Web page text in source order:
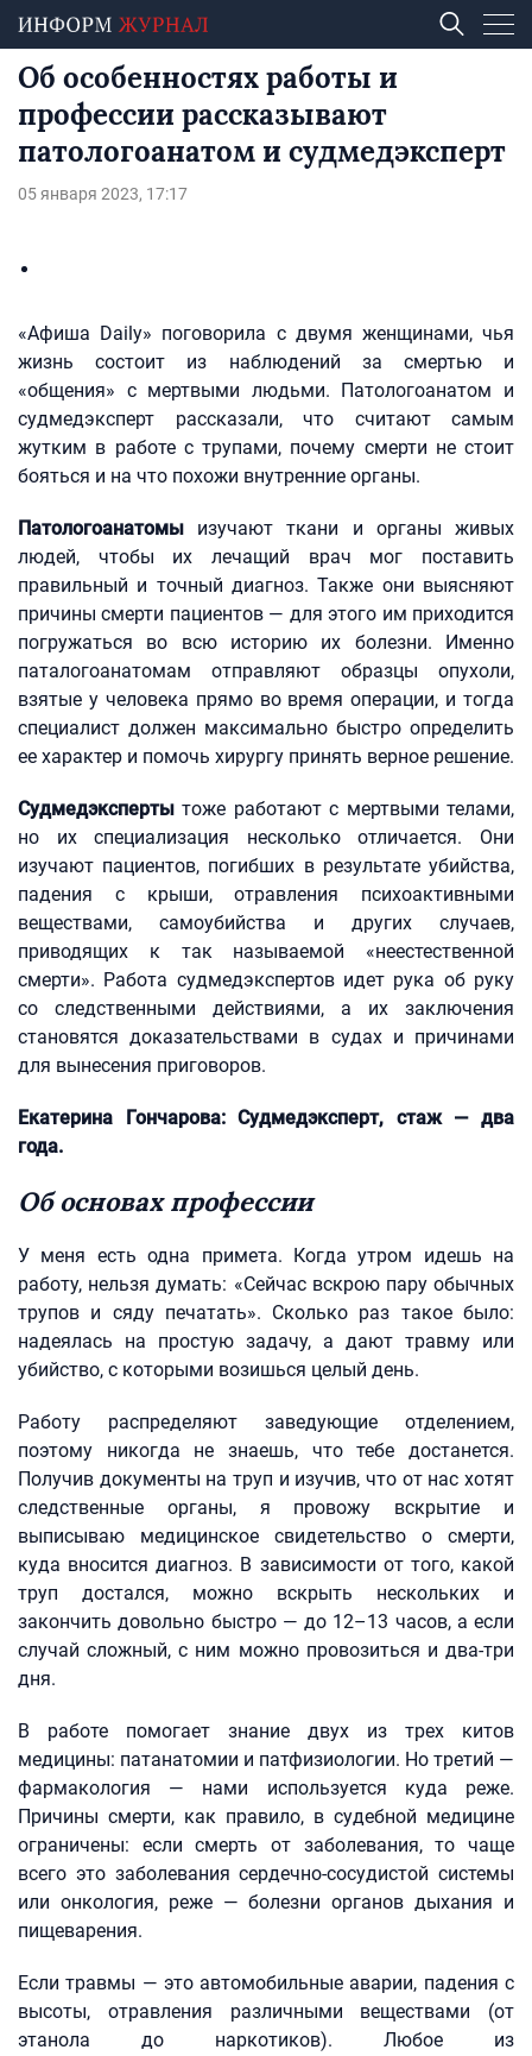
Об особенностях работы и
профессии рассказывают
патологоанатом и судмедэксперт
05 января 2023, 17:17
«Афиша Daily» поговорила с двумя женщинами, чья
жизнь состоит из наблюдений за смертью и
«общения» с мертвыми людьми. Патологоанатом и
судмедэксперт рассказали, что считают самым
жутким в работе с трупами, почему смерти не стоит
бояться и на что похожи внутренние органы.
Патологоанатомы изучают ткани и органы живых
людей, чтобы их лечащий врач мог поставить
правильный и точный диагноз. Также они выясняют
причины смерти пациентов — для этого им приходится
погружаться во всю историю их болезни. Именно
паталогоанатомам отправляют образцы опухоли,
взятые у человека прямо во время операции, и тогда
специалист должен максимально быстро определить
ее характер и помочь хирургу принять верное решение.
Судмедэксперты тоже работают с мертвыми телами,
но их специализация несколько отличается. Они
изучают пациентов, погибших в результате убийства,
падения с крыши, отравления психоактивными
веществами, самоубийства и других случаев,
приводящих к так называемой «неестественной
смерти». Работа судмедэкспертов идет рука об руку
со следственными действиями, а их заключения
становятся доказательствами в судах и причинами
для вынесения приговоров.
Екатерина Гончарова: Судмедэксперт, стаж — два
года.
Об основах профессии
У меня есть одна примета. Когда утром идешь на
работу, нельзя думать: «Сейчас вскрою пару обычных
трупов и сяду печатать». Сколько раз такое было:
надеялась на простую задачу, а дают травму или
убийство, с которыми возишься целый день.
Работу распределяют заведующие отделением,
поэтому никогда не знаешь, что тебе достанется.
Получив документы на труп и изучив, что от нас хотят
следственные органы, я провожу вскрытие и
выписываю медицинское свидетельство о смерти,
куда вносится диагноз. В зависимости от того, какой
труп достался, можно вскрыть нескольких и
закончить довольно быстро — до 12–13 часов, а если
случай сложный, с ним можно провозиться и два-три
дня.
В работе помогает знание двух из трех китов
медицины: патанатомии и патфизиологии. Но третий —
фармакология — нами используется куда реже.
Причины смерти, как правило, в судебной медицине
ограничены: если смерть от заболевания, то чаще
всего это заболевания сердечно-сосудистой системы
или онкология, реже — болезни органов дыхания и
пищеварения.
Если травмы — это автомобильные аварии, падения с
высоты, отравления различными веществами (от
этанола до наркотиков). Любое из